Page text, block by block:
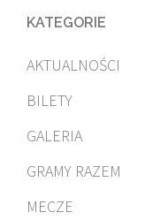
KATEGORIE
AKTUALNOŚCI
BILETY
GALERIA
GRAMY RAZEM
MECZE